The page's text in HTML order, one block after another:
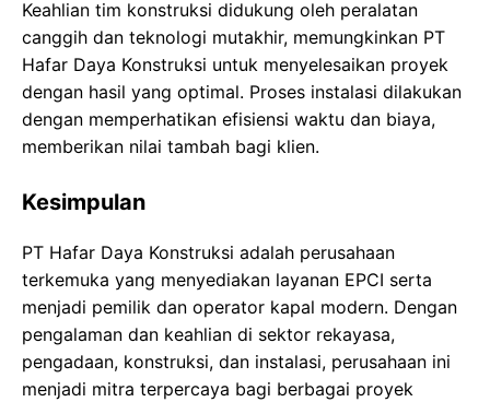
Keahlian tim konstruksi didukung oleh peralatan
canggih dan teknologi mutakhir, memungkinkan PT
Hafar Daya Konstruksi untuk menyelesaikan proyek
dengan hasil yang optimal. Proses instalasi dilakukan
dengan memperhatikan efisiensi waktu dan biaya,
memberikan nilai tambah bagi klien.
Kesimpulan
PT Hafar Daya Konstruksi adalah perusahaan
terkemuka yang menyediakan layanan EPCI serta
menjadi pemilik dan operator kapal modern. Dengan
pengalaman dan keahlian di sektor rekayasa,
pengadaan, konstruksi, dan instalasi, perusahaan ini
menjadi mitra terpercaya bagi berbagai proyek